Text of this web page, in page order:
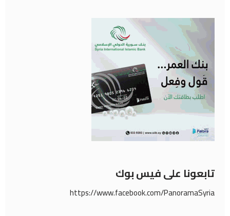
تابعونا على فيس بوك
https://www.facebook.com/PanoramaSyria